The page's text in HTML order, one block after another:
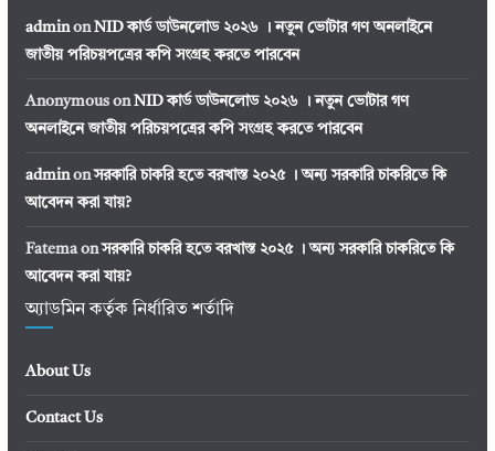
adminon NID কার্ড ডাউনলোড ২০২৬ । নতুন ভোটার গণ অনলাইনে
জাতীয় পরিচয়পত্রের কপি সংগ্রহ করতে পারবেন
Anonymouson NID কার্ড ডাউনলোড ২০২৬ । নতুন ভোটার গণ
অনলাইনে জাতীয় পরিচয়পত্রের কপি সংগ্রহ করতে পারবেন
adminonসরকারি চাকরি হতে বরখাস্ত ২০২৫ । অন্য সরকারি চাকরিতে কি
আবেদন করা যায়?
Fatemaonসরকারি চাকরি হতে বরখাস্ত ২০২৫ । অন্য সরকারি চাকরিতে কি
আবেদন করা যায়?
অ্যাডমিন কর্তৃক নির্ধারিত শর্তাদি
About Us
Contact Us